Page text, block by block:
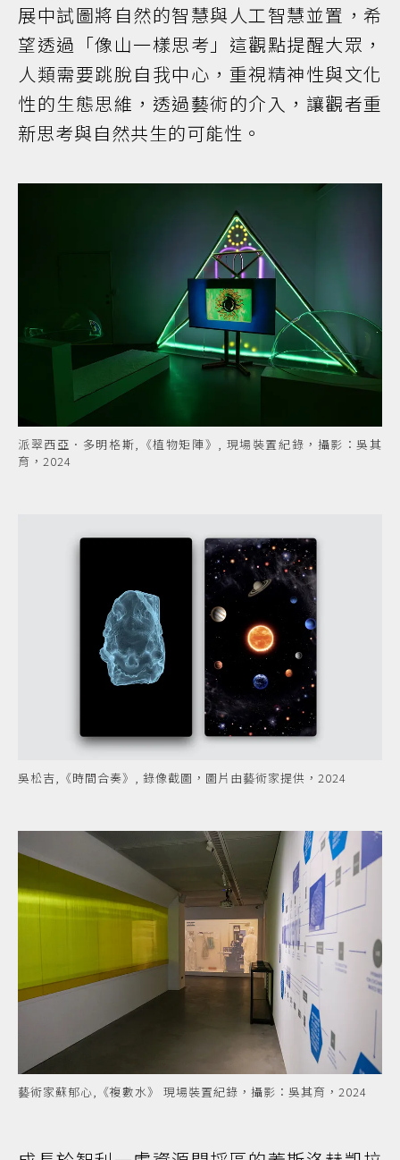
展中試圖將自然的智慧與人工智慧並置，希
望透過「像山一樣思考」這觀點提醒大眾，
人類需要跳脫自我中心，重視精神性與文化
性的生態思維，透過藝術的介入，讓觀者重
新思考與自然共生的可能性。
派翠西亞．多明格斯,《植物矩陣》, 現場裝置紀錄，攝影：吳其
育，2024
吳松吉,《時間合奏》, 錄像截圖，圖片由藝術家提供，2024
藝術家蘇郁心,《複數水》 現場裝置紀錄，攝影：吳其育，2024